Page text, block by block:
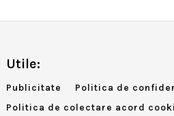
Utile:
Publicitate
Politica de
Politica de colectare acord